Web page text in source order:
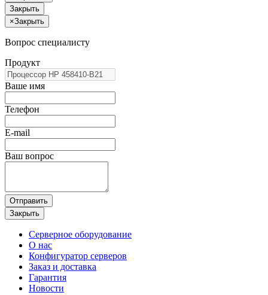
Закрыть
×Закрыть
Вопрос специалисту
Продукт
Ваше имя
Телефон
E-mail
Ваш вопрос
Отправить
Закрыть
Серверное оборудование
О нас
Конфигуратор серверов
Заказ и доставка
Гарантия
Новости